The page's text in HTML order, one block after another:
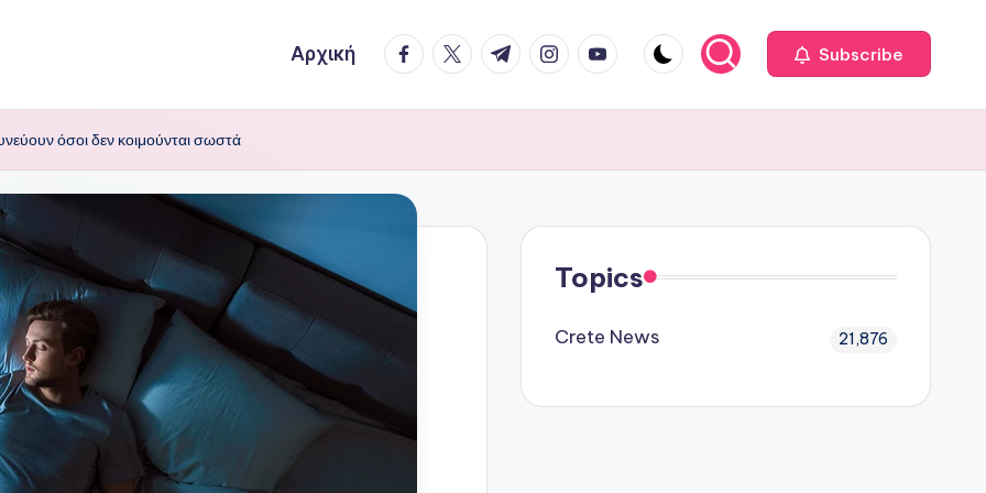
Αρχική facebook.com
twitter.com
t.me instagram.com
youtube.com Subscribe
όσοι δεν κοιμούνται σωστά
Topics
Crete News 21,876